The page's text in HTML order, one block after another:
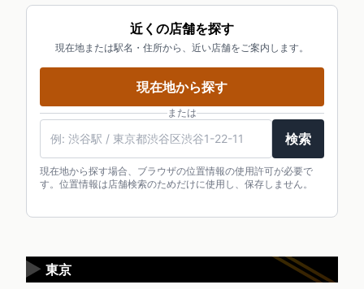
近くの店舗を探す
現在地または駅名・住所から、近い店舗をご案内します。
現在地から探す
または
検索
現在地から探す場合、ブラウザの位置情報の使用許可が必要で
す。位置情報は店舗検索のためだけに使用し、保存しません。
東京
▶